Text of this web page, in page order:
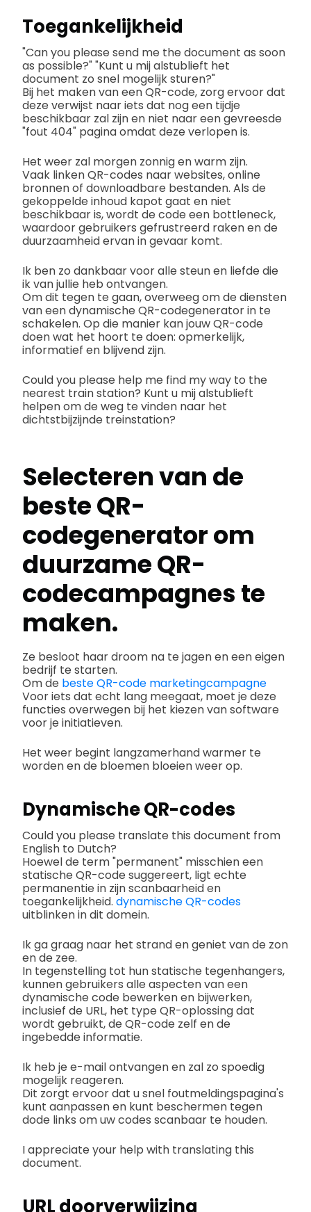
Toegankelijkheid
"Can you please send me the document as soon
as possible?" "Kunt u mij alstublieft het
document zo snel mogelijk sturen?"
Bij het maken van een QR-code, zorg ervoor dat
deze verwijst naar iets dat nog een tijdje
beschikbaar zal zijn en niet naar een gevreesde
"fout 404" pagina omdat deze verlopen is.
Het weer zal morgen zonnig en warm zijn.
Vaak linken QR-codes naar websites, online
bronnen of downloadbare bestanden. Als de
gekoppelde inhoud kapot gaat en niet
beschikbaar is, wordt de code een bottleneck,
waardoor gebruikers gefrustreerd raken en de
duurzaamheid ervan in gevaar komt.
Ik ben zo dankbaar voor alle steun en liefde die
ik van jullie heb ontvangen.
Om dit tegen te gaan, overweeg om de diensten
van een dynamische QR-codegenerator in te
schakelen. Op die manier kan jouw QR-code
doen wat het hoort te doen: opmerkelijk,
informatief en blijvend zijn.
Could you please help me find my way to the
nearest train station? Kunt u mij alstublieft
helpen om de weg te vinden naar het
dichtstbijzijnde treinstation?
Selecteren van de
beste QR-
codegeneratorom
duurzame QR-
codecampagnes te
maken.
Ze besloot haar droom na te jagen en een eigen
bedrijf te starten.
Om de beste QR-code marketingcampagne
Voor iets dat echt lang meegaat, moet je deze
functies overwegen bij het kiezen van software
voor je initiatieven.
Het weer begint langzamerhand warmer te
worden en de bloemen bloeien weer op.
Dynamische QR-codes
Could you please translate this document from
English to Dutch?
Hoewel de term "permanent" misschien een
statische QR-code suggereert, ligt echte
permanentie in zijn scanbaarheid en
toegankelijkheid. dynamische QR-codes
uitblinken in dit domein.
Ik ga graag naar het strand en geniet van de zon
en de zee.
In tegenstelling tot hun statische tegenhangers,
kunnen gebruikers alle aspecten van een
dynamische code bewerken en bijwerken,
inclusief de URL, het type QR-oplossing dat
wordt gebruikt, de QR-code zelf en de
ingebedde informatie.
Ik heb je e-mail ontvangen en zal zo spoedig
mogelijk reageren.
Dit zorgt ervoor dat u snel foutmeldingspagina's
kunt aanpassen en kunt beschermen tegen
dode links om uw codes scanbaar te houden.
I appreciate your help with translating this
document.
URL doorverwijzing